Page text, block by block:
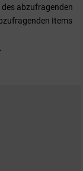
abzufragenden
Items